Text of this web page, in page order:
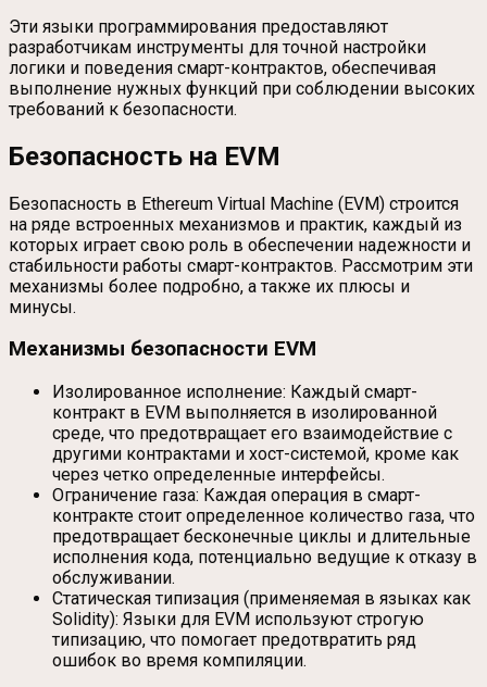
Эти языки программирования предоставляют
разработчикам инструменты для точной настройки
логики и поведения смарт-контрактов, обеспечивая
выполнение нужных функций при соблюдении высоких
требований к безопасности.
Безопасность на EVM
Безопасность в Ethereum Virtual Machine (EVM) строится
на ряде встроенных механизмов и практик, каждый из
которых играет свою роль в обеспечении надежности и
стабильности работы смарт-контрактов. Рассмотрим эти
механизмы более подробно, а также их плюсы и
минусы.
Механизмы безопасности EVM
Изолированное исполнение: Каждый смарт-
контракт в EVM выполняется в изолированной
среде, что предотвращает его взаимодействие с
другими контрактами и хост-системой, кроме как
через четко определенные интерфейсы.
Ограничение газа: Каждая операция в смарт-
контракте стоит определенное количество газа, что
предотвращает бесконечные циклы и длительные
исполнения кода, потенциально ведущие к отказу в
обслуживании.
Статическая типизация (применяемая в языках как
Solidity): Языки для EVM используют строгую
типизацию, что помогает предотвратить ряд
ошибок во время компиляции.